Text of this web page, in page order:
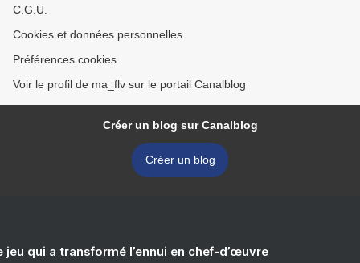
C.G.U.
Cookies et données personnelles
Préférences cookies
Voir le profil de ma_flv sur le portail Canalblog
Créer un blog sur Canalblog
Créer un blog
jeu qui a transformé l’ennui en chef-d’œuvre